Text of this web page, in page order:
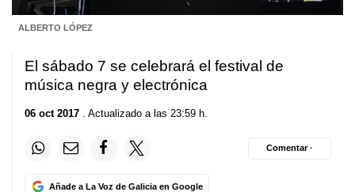
ALBERTO LÓPEZ
El sábado 7 se celebrará el festival de
música negra y electrónica
06 oct 2017 . Actualizado a las 23:59 h.
Añade a La Voz de Galicia en Google
Comentar ·